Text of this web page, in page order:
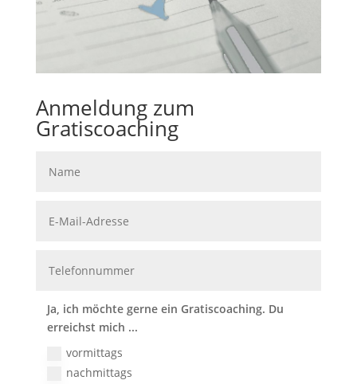
Anmeldung zum
Gratiscoaching
Ja, ich möchte gerne ein Gratiscoaching. Du
erreichst mich ...
vormittags
nachmittags